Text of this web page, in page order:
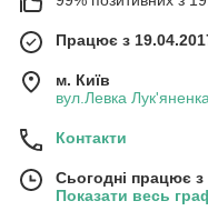
Працює з
м. Київ
вул.Левка
Контакти
Сьогодні працює
Показати весь